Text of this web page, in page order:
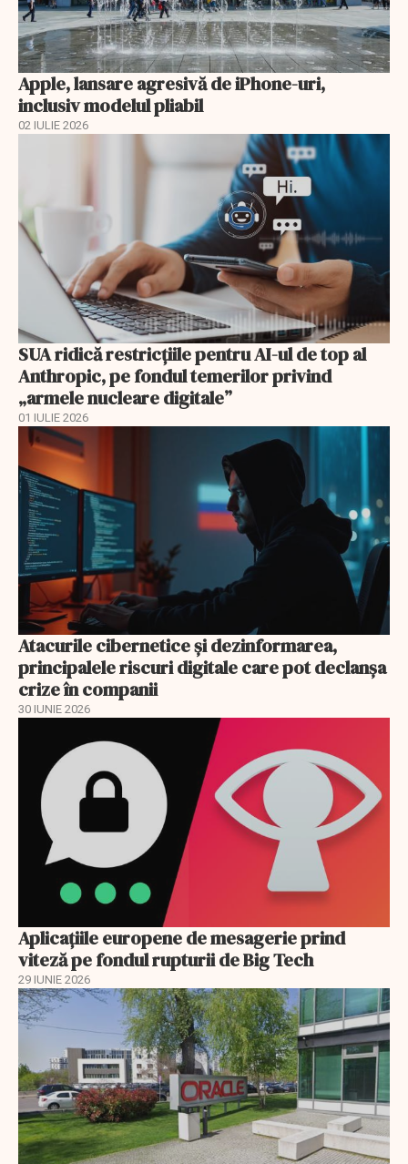
Apple, lansare agresivă de iPhone-uri,
inclusiv modelul pliabil
02 IULIE 2026
SUA ridică restricțiile pentru AI-ul de top al
Anthropic, pe fondul temerilor privind
„armele nucleare digitale”
01 IULIE 2026
Atacurile cibernetice şi dezinformarea,
principalele riscuri digitale care pot declanşa
crize în companii
30 IUNIE 2026
Aplicațiile europene de mesagerie prind
viteză pe fondul rupturii de Big Tech
29 IUNIE 2026